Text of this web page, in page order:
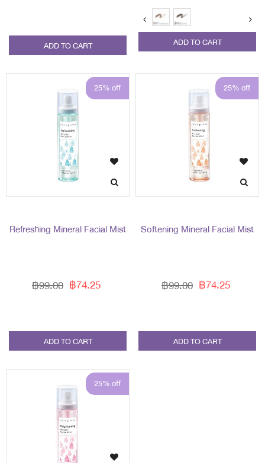
ADD TO CART ADD TO CART
25% off
Refreshing Mineral Facial Mist
฿74.25
฿99.00
ADD TO CART
25% off
Softening Mineral Facial Mist
฿74.25
฿99.00
ADD TO CART
25% off